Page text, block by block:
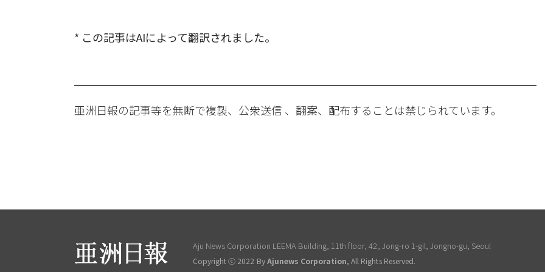
* この記事はAIによって翻訳されました。
亜洲日報の記事等を無断で複製、公衆送信 、翻案、配布することは禁じられています。
Aju News Corporation LEEMA Building, 11th floor, 42, Jong-ro 1-gil, Jongno-gu, Seoul
Copyright ⓒ 2022 ByAjunews Corporation, All Rights Reserved.